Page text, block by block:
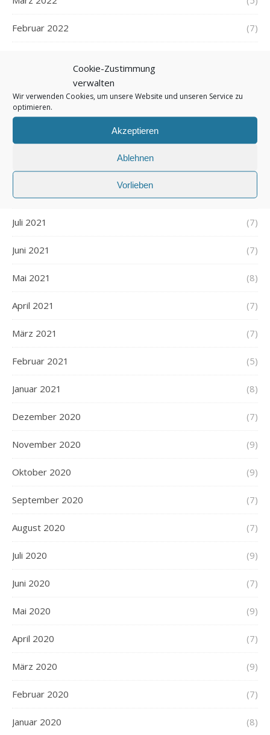
Cookie-Zustimmung
verwalten
Wir verwenden Cookies, um unsere Website und unseren Service zu
optimieren.
Akzeptieren
Ablehnen
Vorlieben
Februar 2022 (7)
Dezember 2021
November 2021
Oktober 2021 (6)
August 2021 (7)
Juli 2021 (7)
Juni 2021 (7)
Mai 2021 (8)
April 2021 (7)
März 2021 (7)
Februar 2021 (5)
Januar 2021 (8)
Dezember 2020 (7)
November 2020 (9)
Oktober 2020 (9)
September 2020 (7)
August 2020 (7)
Juli 2020 (9)
Juni 2020 (7)
Mai 2020 (9)
April 2020 (7)
März 2020 (9)
Februar 2020 (7)
Januar 2020 (8)